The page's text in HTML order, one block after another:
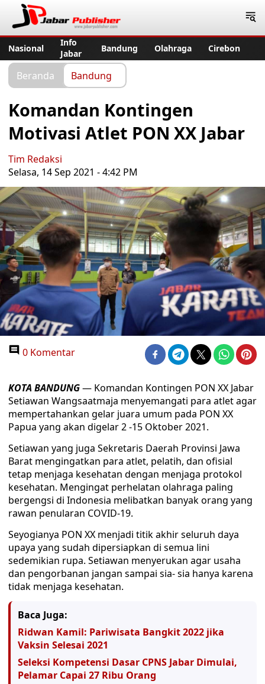
Nasional
Info
Jabar
Bandung Olahraga Cirebon
Beranda Bandung
Komandan Kontingen
Motivasi Atlet PON XX Jabar
Tim Redaksi
Selasa, 14 Sep 2021 - 4:42 PM
0 Komentar
KOTA BANDUNG— Komandan Kontingen PON XX Jabar
Setiawan Wangsaatmaja menyemangati para atlet agar
mempertahankan gelar juara umum pada PON XX
Papua yang akan digelar 2 -15 Oktober 2021.
Setiawan yang juga Sekretaris Daerah Provinsi Jawa
Barat mengingatkan para atlet, pelatih, dan ofisial
tetap menjaga kesehatan dengan menjaga protokol
kesehatan. Mengingat perhelatan olahraga paling
bergengsi di Indonesia melibatkan banyak orang yang
rawan penularan COVID-19.
Seyogianya PON XX menjadi titik akhir seluruh daya
upaya yang sudah dipersiapkan di semua lini
sedemikian rupa. Setiawan menyerukan agar usaha
dan pengorbanan jangan sampai sia- sia hanya karena
tidak menjaga kesehatan.
Baca Juga:
Ridwan Kamil: Pariwisata Bangkit 2022 jika
Vaksin Selesai 2021
Seleksi Kompetensi Dasar CPNS Jabar Dimulai,
Pelamar Capai 27 Ribu Orang